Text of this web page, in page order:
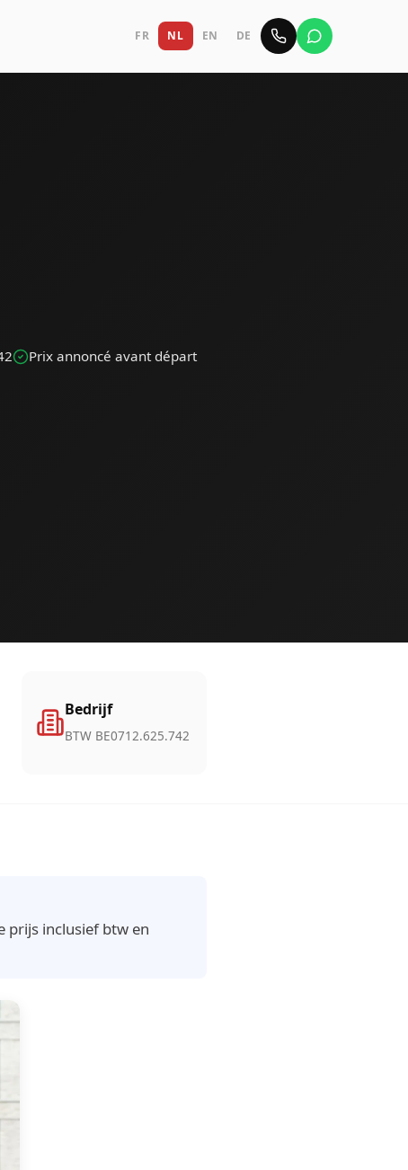
FR NL EN DE
Prix annoncé avant départ
Bedrijf
BTW BE0712.625.742
prijs inclusief btw en